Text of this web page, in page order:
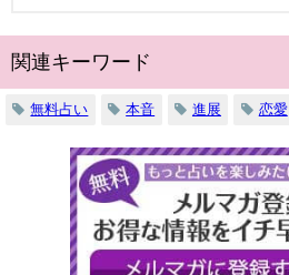
関連キーワード
無料占い 本音 進展 恋愛